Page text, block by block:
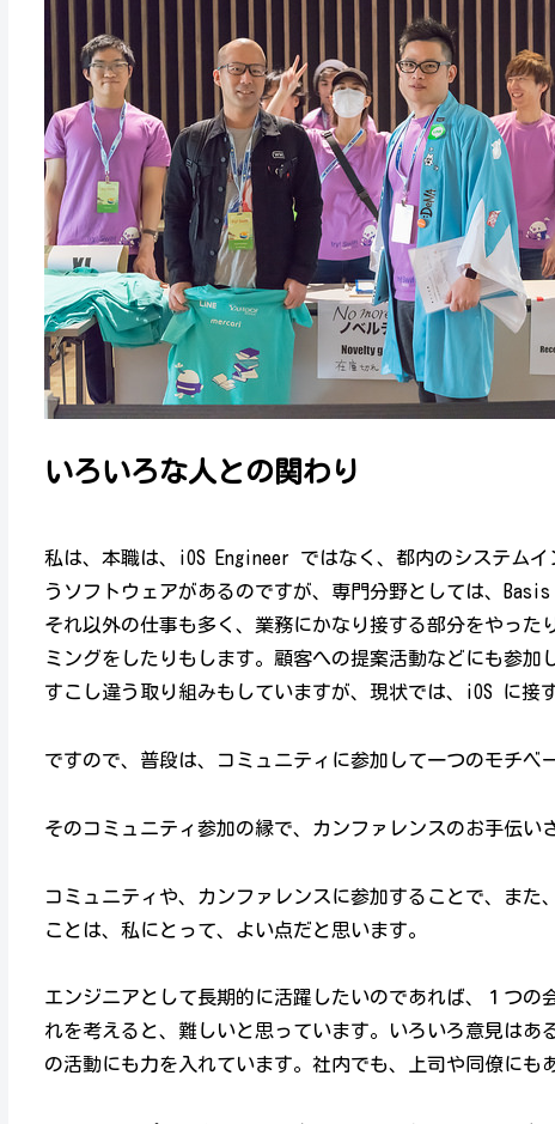
いろいろな人との関わり
私は、本職は、iOS Engineer ではなく、都内のシステム
うソフトウェアがあるのですが、専門分野としては、
それ以外の仕事も多く、業務にかなり接する部分をやっ
ミングをしたりもします。顧客への提案活動などにも参
すこし違う取り組みもしていますが、現状では、iOS に接
ですので、普段は、コミュニティに参加して一つのモチベ
そのコミュニティ参加の縁で、カンファレンスのお手伝い
コミュニティや、カンファレンスに参加することで、ま
ことは、私にとって、よい点だと思います。
エンジニアとして長期的に活躍したいのであれば、１つ
れを考えると、難しいと思っています。いろいろ意見は
の活動にも力を入れています。社内でも、上司や同僚にも